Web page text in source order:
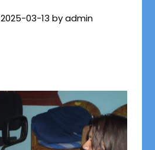
2025-03-13 byadmin